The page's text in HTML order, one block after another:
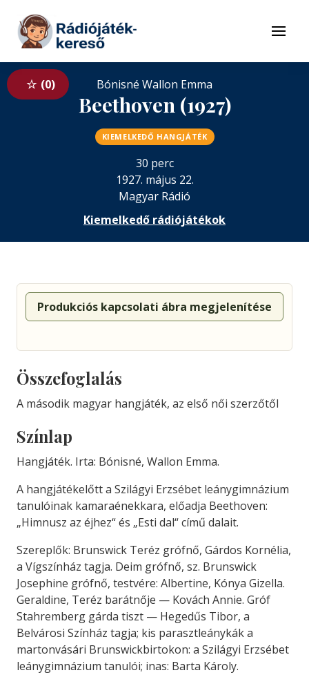
Tovább a tartalomhoz
Menü
0 Bónisné Wallon Emma
Beethoven (1927)
KIEMELKEDŐ HANGJÁTÉK
30 perc
1927. május 22.
Magyar Rádió
Kiemelkedő rádiójátékok
Produkciós kapcsolati ábra megjelenítése
Összefoglalás
A második magyar hangjáték, az első női szerzőtől
Színlap
Hangjáték. Irta: Bónisné, Wallon Emma.
A hangjátékelőtt a Szilágyi Erzsébet leánygimnázium
tanulóinak kamaraénekkara, előadja Beethoven:
„Himnusz az éjhez“ és „Esti dal“ című dalait.
Szereplők: Brunswick Teréz grófnő, Gárdos Kornélia,
a Vígszínház tagja. Deim grófnő, sz. Brunswick
Josephine grófnő, testvére: Albertine, Kónya Gizella.
Geraldine, Teréz barátnője — Kovách Annie. Gróf
Stahremberg gárda tiszt — Hegedűs Tibor, a
Belvárosi Színház tagja; kis parasztleánykák a
martonvásári Brunswickbirtokon: a Szilágyi Erzsébet
leánygimnázium tanulói; inas: Barta Károly.